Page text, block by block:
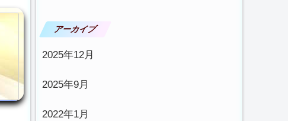
アーカイブ
2025年12月
2025年9月
2022年1月